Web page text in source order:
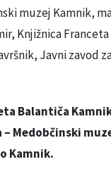
muzej Kamnik,
Knjižnica
Javni zavod
Balantiča
Medobčinski
Kamnik.